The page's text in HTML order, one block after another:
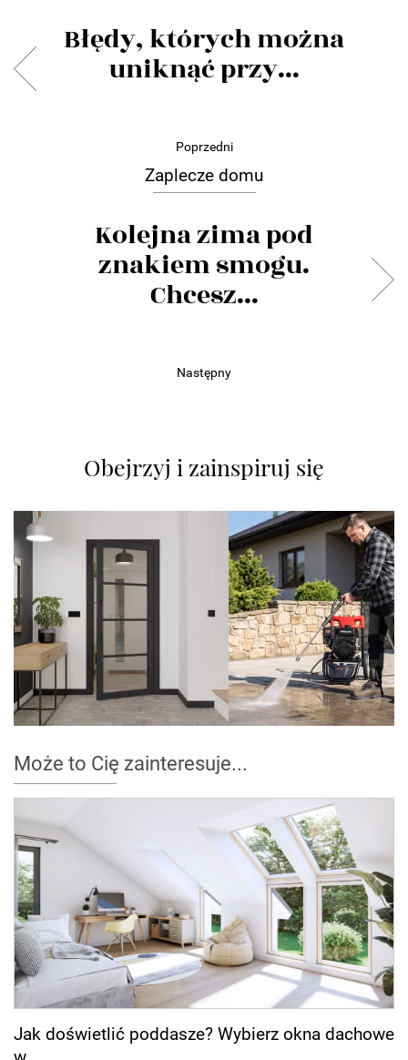
Błędy, których można
uniknąć przy...
Poprzedni
Zaplecze domu
Kolejna zima pod
znakiem smogu.
Chcesz...
Następny
Obejrzyj i zainspiruj się
Może to Cię zainteresuje...
Jak doświetlić poddasze? Wybierz okna dachowe